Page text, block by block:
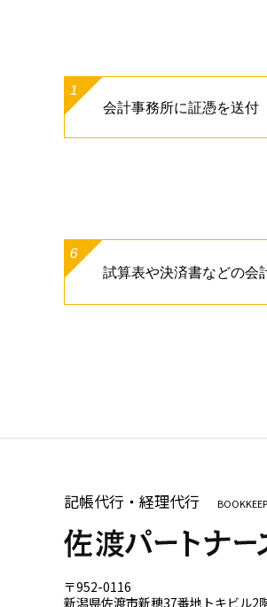
1
会計事務所に証憑を送付
6
試算表や決済書などの会
記帳代行・経理代行
〒952-0116
新潟県佐渡市新穂37番地トキビル2